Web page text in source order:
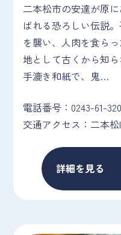
二本松市の安達が原
ばれる恐ろしい伝説
を襲い、人肉を食ら
地として古くから知
手漉き和紙で、鬼…
電話番号：0243-61-
交通アクセス：二本
詳細を見る